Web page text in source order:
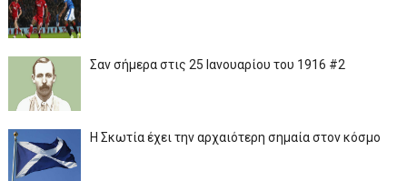
Σαν σήμερα στις 25 Ιανουαρίου του 1916 #2
Η Σκωτία έχει την αρχαιότερη σημαία στον κόσμο